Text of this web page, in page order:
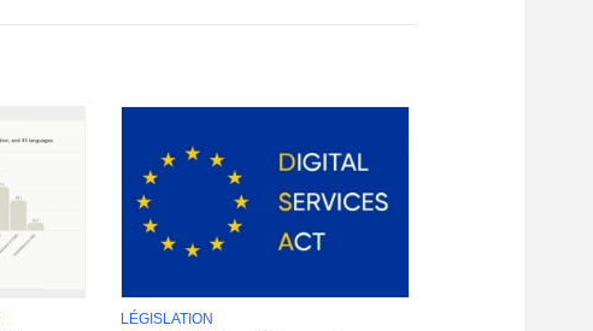
LÉGISLATION